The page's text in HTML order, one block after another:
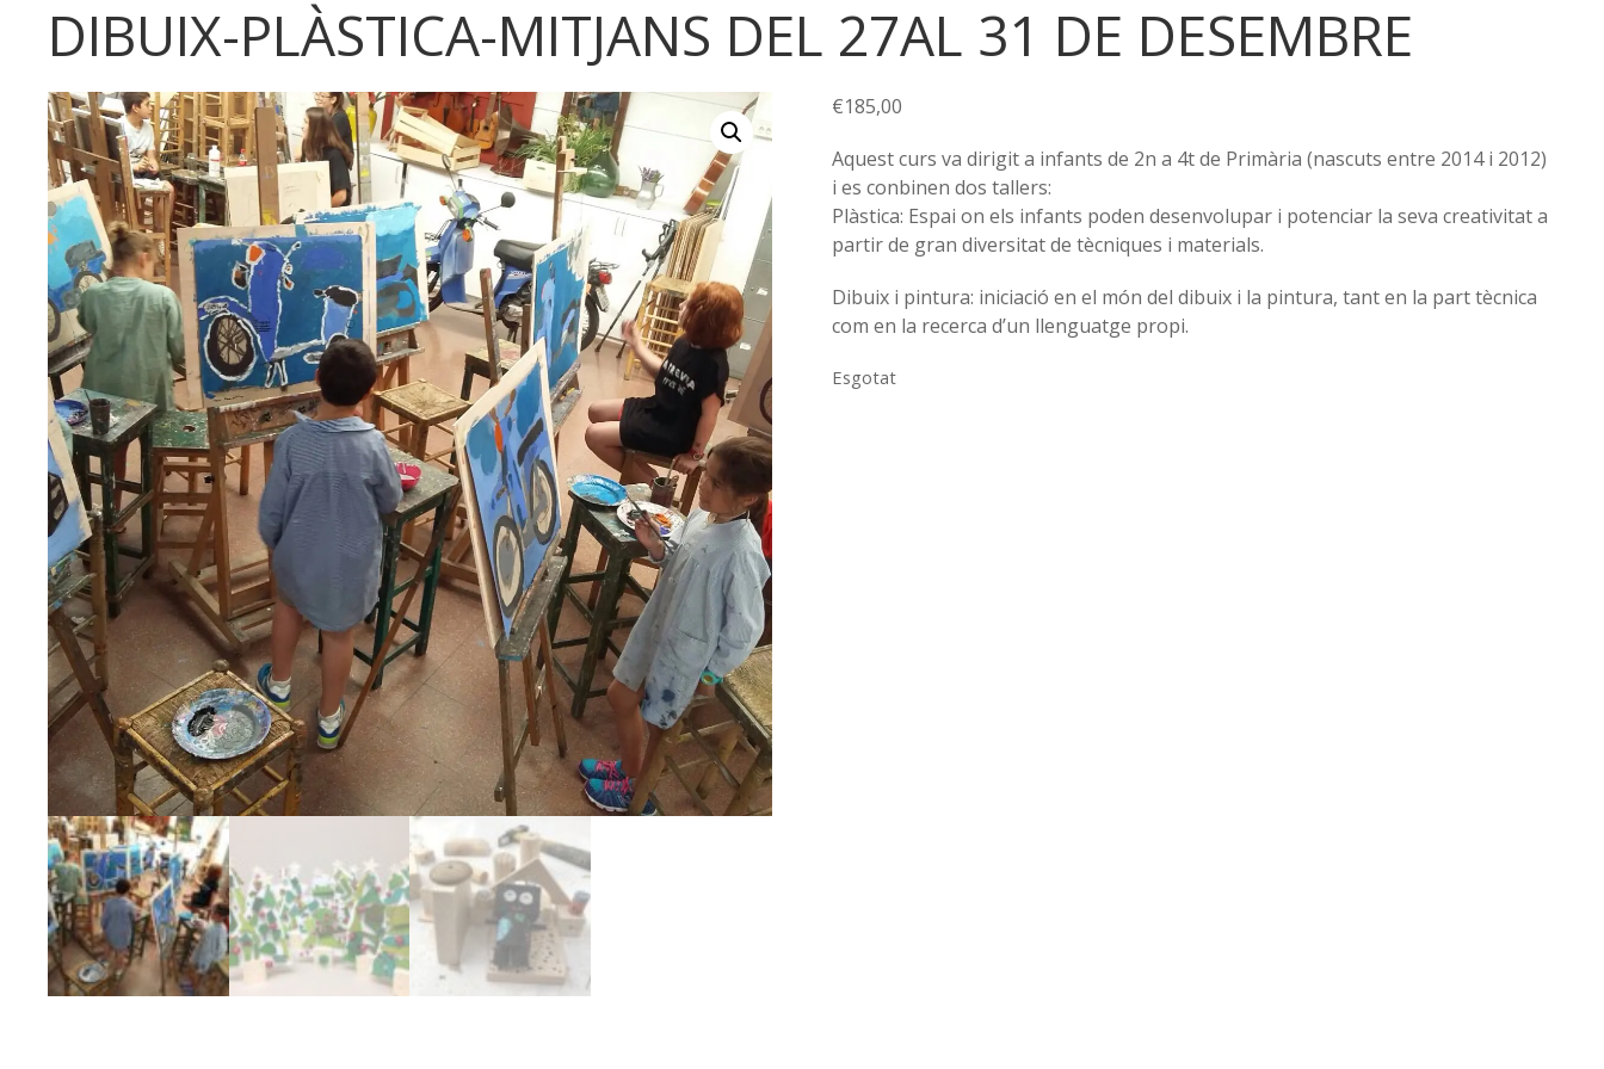
DIBUIX-PLÀSTICA-MITJANS DEL 27AL 31 DE DESEMBRE
€185,00
Aquest curs va dirigit a infants de 2n a 4t de Primària (nascuts entre 2014 i 2012)
i es conbinen dos tallers:
Plàstica: Espai on els infants poden desenvolupar i potenciar la seva creativitat a
partir de gran diversitat de tècniques i materials.
Dibuix i pintura: iniciació en el món del dibuix i la pintura, tant en la part tècnica
com en la recerca d’un llenguatge propi.
Esgotat